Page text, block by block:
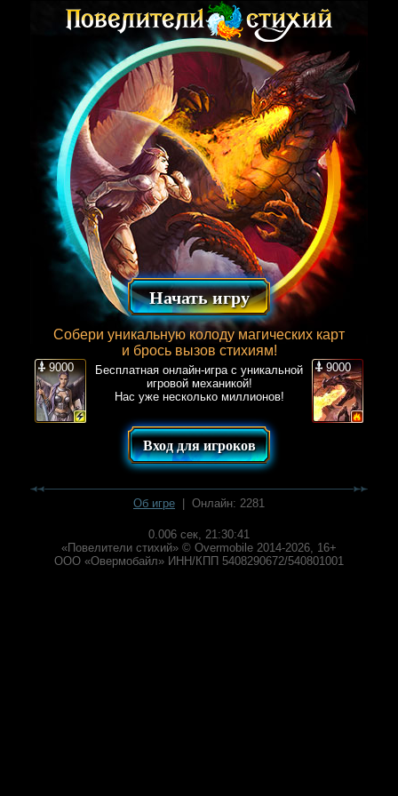
Начать игру
Собери уникальную колоду магических карт
и брось вызов стихиям!
9000
9000
Бесплатная онлайн-игра с уникальной
игровой механикой!
Нас уже несколько миллионов!
Вход для игроков
Об игре | Онлайн: 2281
0.006 сек, 21:30:41
«Повелители стихий» © Overmobile 2014-2026, 16+
ООО «Овермобайл» ИНН/КПП 5408290672/540801001